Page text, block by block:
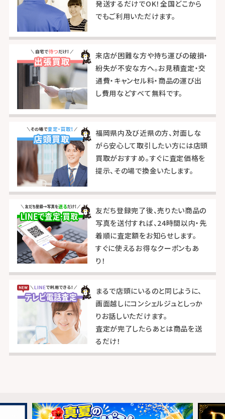
発送するだけでOK！全国どこから
でもご利用いただけます。
来店が困難な方や持ち運びの破損・
紛失が不安な方へ。お見積査定・交
通費・キャンセル料・商品の運び出
し費用などすべて無料です。
福岡県内及び近県の方、対面しな
がら安心して取引したい方には店頭
買取がおすすめ。すぐに査定価格を
提示、その場で換金いたします。
友だち登録完了後、売りたい商品の
写真を送付すれば、24時間以内・先
着順に査定額をお知らせします。
すぐに使えるお得なクーポンもあ
り！
まるで店頭にいるのと同じように、
画面越しにコンシェルジュとしっか
りお話しいただけます。
査定が完了したらあとは商品を送
るだけ！